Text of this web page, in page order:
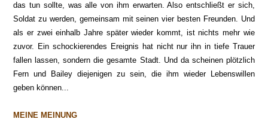
das tun sollte, was alle von ihm erwarten. Also entschließt er sich,
Soldat zu werden, gemeinsam mit seinen vier besten Freunden. Und
als er zwei einhalb Jahre später wieder kommt, ist nichts mehr wie
zuvor. Ein schockierendes Ereignis hat nicht nur ihn in tiefe Trauer
fallen lassen, sondern die gesamte Stadt. Und da scheinen plötzlich
Fern und Bailey diejenigen zu sein, die ihm wieder Lebenswillen
geben können...
MEINE MEINUNG